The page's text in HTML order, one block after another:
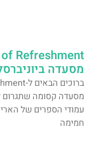
מסעדה
מסעדה קסומה שתגרום
עמודי הספרים של הארי
חמימה